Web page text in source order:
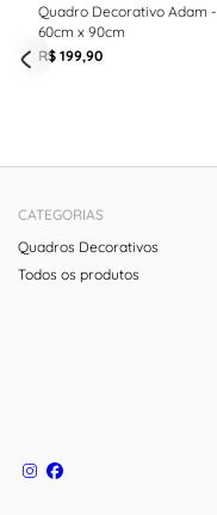
Quadro Decorativo Adam -
60cm x 90cm
R$ 199,90
CATEGORIAS
Quadros Decorativos
Todos os produtos